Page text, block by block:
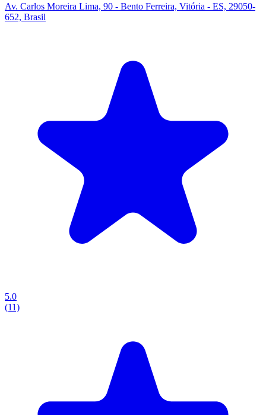
Av. Carlos Moreira Lima, 90 - Bento Ferreira, Vitória - ES, 29050-
652, Brasil
5.0
(11)